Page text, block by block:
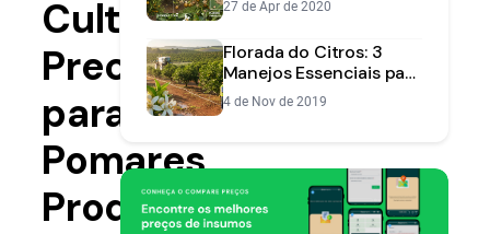
Cultivar
Precoce
para
Pomares
Produtivos
27 de Apr de 2020
Florada do Citros: 3
Manejos Essenciais para
Aumentar a Produção
4 de Nov de 2019